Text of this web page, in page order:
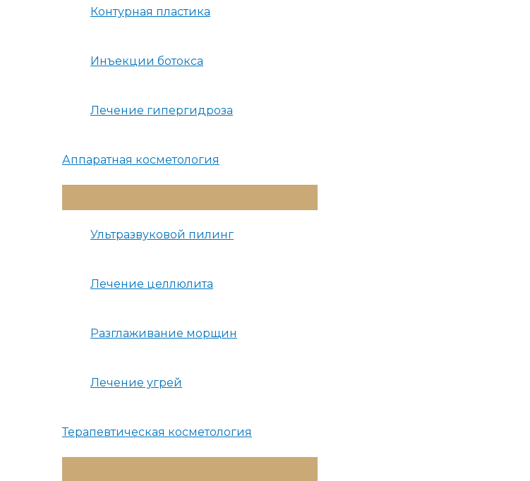
Контурная пластика
Инъекции ботокса
Лечение гипергидроза
Аппаратная косметология
Меню
Ультразвуковой пилинг
Лечение целлюлита
Разглаживание морщин
Лечение угрей
Терапевтическая косметология